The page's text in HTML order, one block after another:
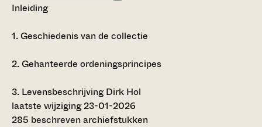
Inleiding
1.Geschiedenis van de collectie
2.Gehanteerde ordeningsprincipes
3. Levensbeschrijving Dirk Hol
laatste wijziging 23-01-2026
285 beschreven archiefstukken